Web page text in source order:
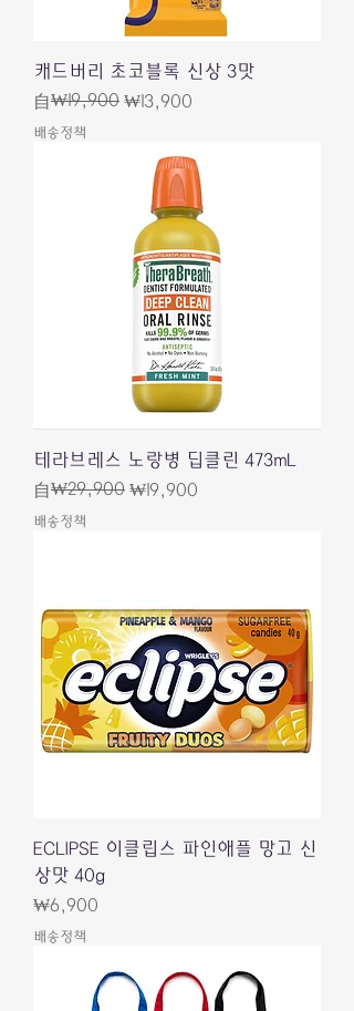
캐드버리 초코블록 신상 3맛
自
一般價格
₩19,900 ₩13,900
促銷價格
배송정책
테라브레스 노랑병 딥클린 473mL
自
一般價格
₩29,900 ₩19,900
促銷價格
배송정책
ECLIPSE 이클립스 파인애플 망고 신
상맛 40g
價格
₩6,900
배송정책